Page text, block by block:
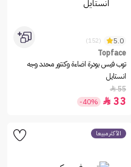
5.0
(152)
Topface
توب فيس بودرة اضاءة وكنتور محدد وجه
انستايل
55

33

-40%
الأكثر مبيعاً